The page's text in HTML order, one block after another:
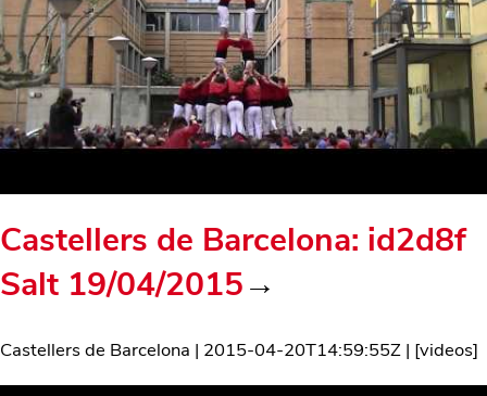
Castellers de Barcelona: id2d8f
Salt 19/04/2015→
Castellers de Barcelona | 2015-04-20T14:59:55Z | [videos]